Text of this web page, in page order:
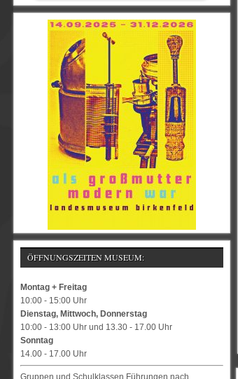
ÖFFNUNGSZEITEN MUSEUM:
Montag + Freitag
10:00 - 15:00 Uhr
Dienstag, Mittwoch, Donnerstag
10:00 - 13:00 Uhr und 13.30 - 17.00 Uhr
Sonntag
14.00 - 17.00 Uhr
Gruppen und Schulklassen Führungen nach